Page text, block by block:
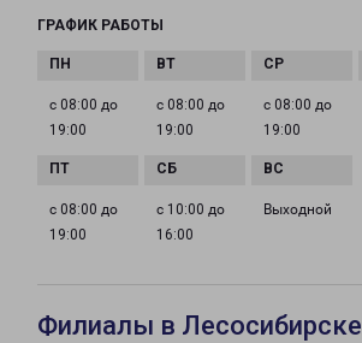
ГРАФИК РАБОТЫ
с 08:00 до
19:00
с 08:00 до
19:00
с 08:00 до
19:00
с 08:00 до
19:00
с 10:00 до
16:00
Выходной
Филиалы в Лесосибирске